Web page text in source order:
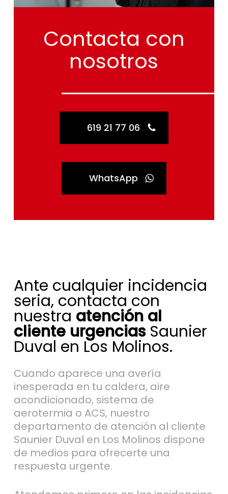
Contacta con
nosotros
619 21 77 06
WhatsApp
Ante cualquier incidencia
seria, contacta con
nuestra atención al
cliente urgenciasSaunier
Duval en Los Molinos.
Cuando aparece una avería
inesperada en tu caldera, aire
acondicionado, sistema de
aerotermia o ACS, nuestro
departamento de atención al cliente
Saunier Duval en Los Molinos dispone
de medios para ofrecerte una
respuesta urgente.